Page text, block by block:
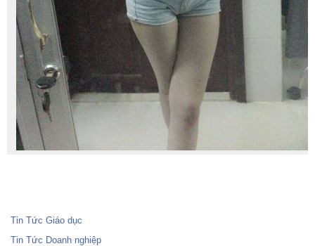
Tin Tức Giáo dục
Tin Tức Doanh nghiệp